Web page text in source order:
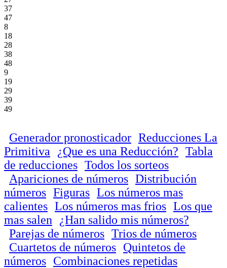
37
47
8
18
28
38
48
9
19
29
39
49
Generador pronosticador Reducciones La
Primitiva
¿Que es una Reducción? Tabla
de reducciones Todos los sorteos
Apariciones de números Distribución
números Figuras Los números mas
calientes Los números mas frios Los que
mas salen
¿Han salido mis números?
Parejas de números Trios de números
Cuartetos de números Quintetos de
números Combinaciones repetidas